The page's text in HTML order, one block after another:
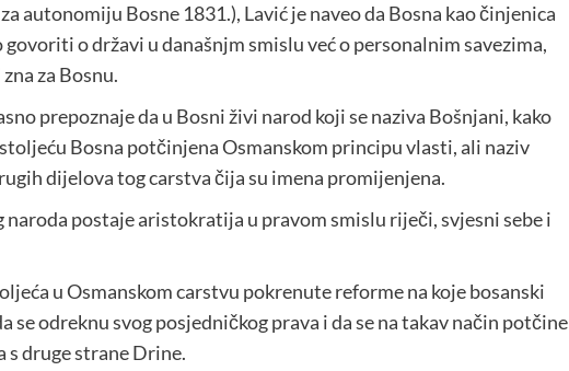
autonomiju Bosne 1831.), Lavić je naveo da Bosna kao činjenica
o državi u današnjm smislu već o personalnim savezima,
za Bosnu.
prepoznaje da u Bosni živi narod koji se naziva Bošnjani, kako
Bosna potčinjena Osmanskom principu vlasti, ali naziv
dijelova tog carstva čija su imena promijenjena.
naroda postaje aristokratija u pravom smislu riječi, svjesni sebe i
u Osmanskom carstvu pokrenute reforme na koje bosanski
odreknu svog posjedničkog prava i da se na takav način potčine
s druge strane Drine.